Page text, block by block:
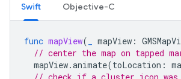
Swift Objective-C
func mapView( mapView :
// center the map on tapped
mapView.animate(toLocation :